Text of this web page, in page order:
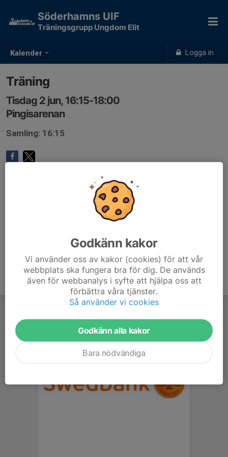
Kalender Logga in
Söderhamns UIF
Träningsgrupp Ungdom Elit
Träning
Tisdag 2 jun, 16:15-18:00
Pingisarenan
Samling: 16:15
Godkänn kakor
Vi använder oss av kakor (cookies) för att vår
webbplats ska fungera bra för dig. De används
även för webbanalys i syfte att hjälpa oss att
förbättra våra tjänster.
Så använder vi cookies
Godkänn alla kakor
Bara nödvändiga